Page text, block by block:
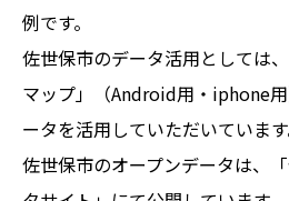
例です。
佐世保市のデータ活用としては
マップ」（Android用・iphone
ータを活用していただいています
佐世保市のオープンデータは、